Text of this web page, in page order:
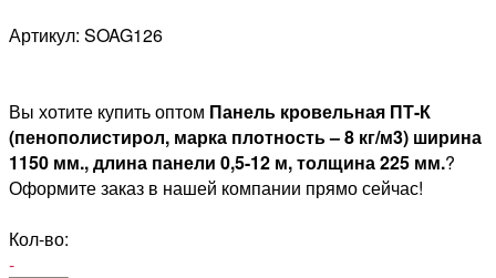
Артикул: SOAG126
Вы хотите купить оптом Панель кровельная ПТ-К
(пенополистирол, марка плотность – 8 кг/м3) ширина
1150 мм., длина панели 0,5-12 м, толщина 225 мм.?
Оформите заказ в нашей компании прямо сейчас!
Кол-во:
-